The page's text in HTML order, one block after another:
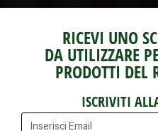
RICEVI UNO
DA UTILIZZARE
PRODOTTI DEL
ISCRIVITI